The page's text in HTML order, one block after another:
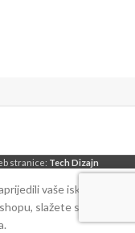
stranice: Tech Dizajn
vaše iskustvo
slažete se sa